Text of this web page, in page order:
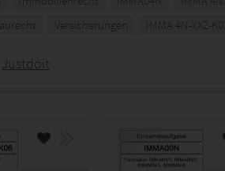
Versicherungen IMMA 4N-XX2-
Justdoit